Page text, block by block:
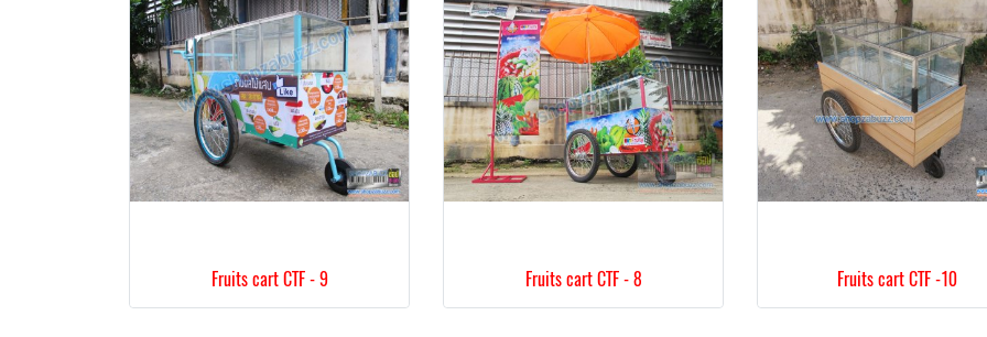
Fruits cart CTF - 9 Fruits cart CTF - 8 Fruits cart CTF -10